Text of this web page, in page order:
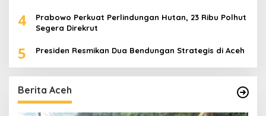
4
Prabowo Perkuat Perlindungan Hutan, 23 Ribu Polhut
Segera Direkrut
5 Presiden Resmikan Dua Bendungan Strategis di Aceh
Berita Aceh